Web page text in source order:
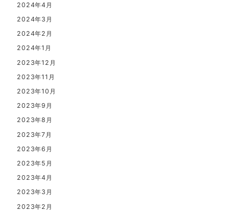
2024年4月
2024年3月
2024年2月
2024年1月
2023年12月
2023年11月
2023年10月
2023年9月
2023年8月
2023年7月
2023年6月
2023年5月
2023年4月
2023年3月
2023年2月